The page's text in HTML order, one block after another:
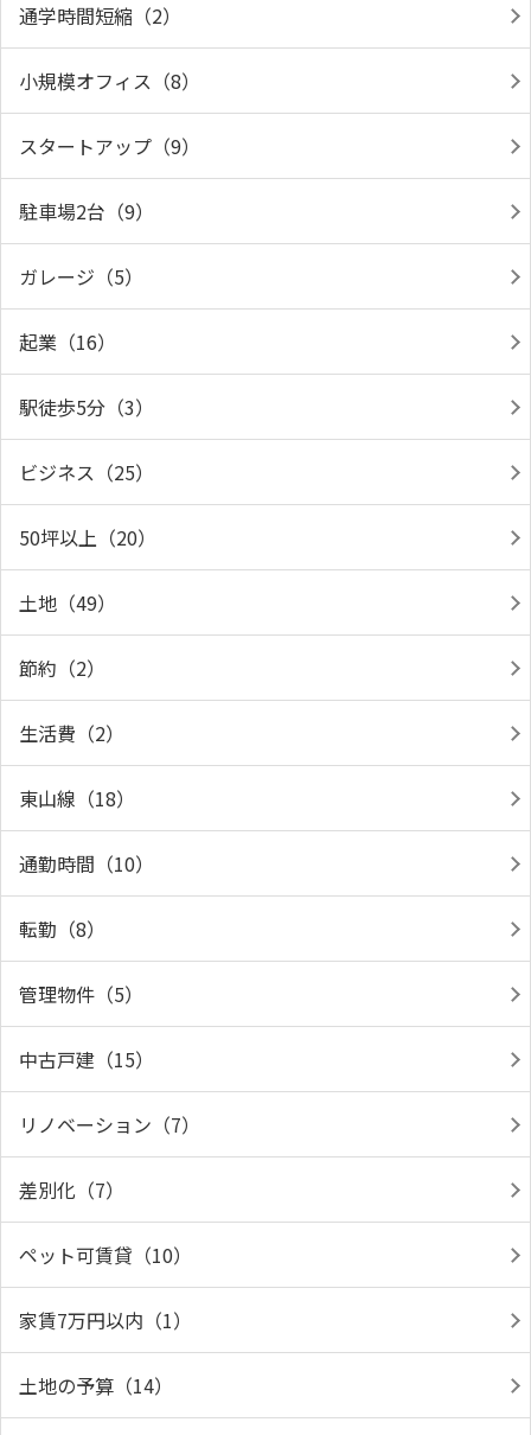
通学時間短縮（2）
小規模オフィス（8）
スタートアップ（9）
駐車場2台（9）
ガレージ（5）
起業（16）
駅徒歩5分（3）
ビジネス（25）
50坪以上（20）
土地（49）
節約（2）
生活費（2）
東山線（18）
通勤時間（10）
転勤（8）
管理物件（5）
中古戸建（15）
リノベーション（7）
差別化（7）
ペット可賃貸（10）
家賃7万円以内（1）
土地の予算（14）